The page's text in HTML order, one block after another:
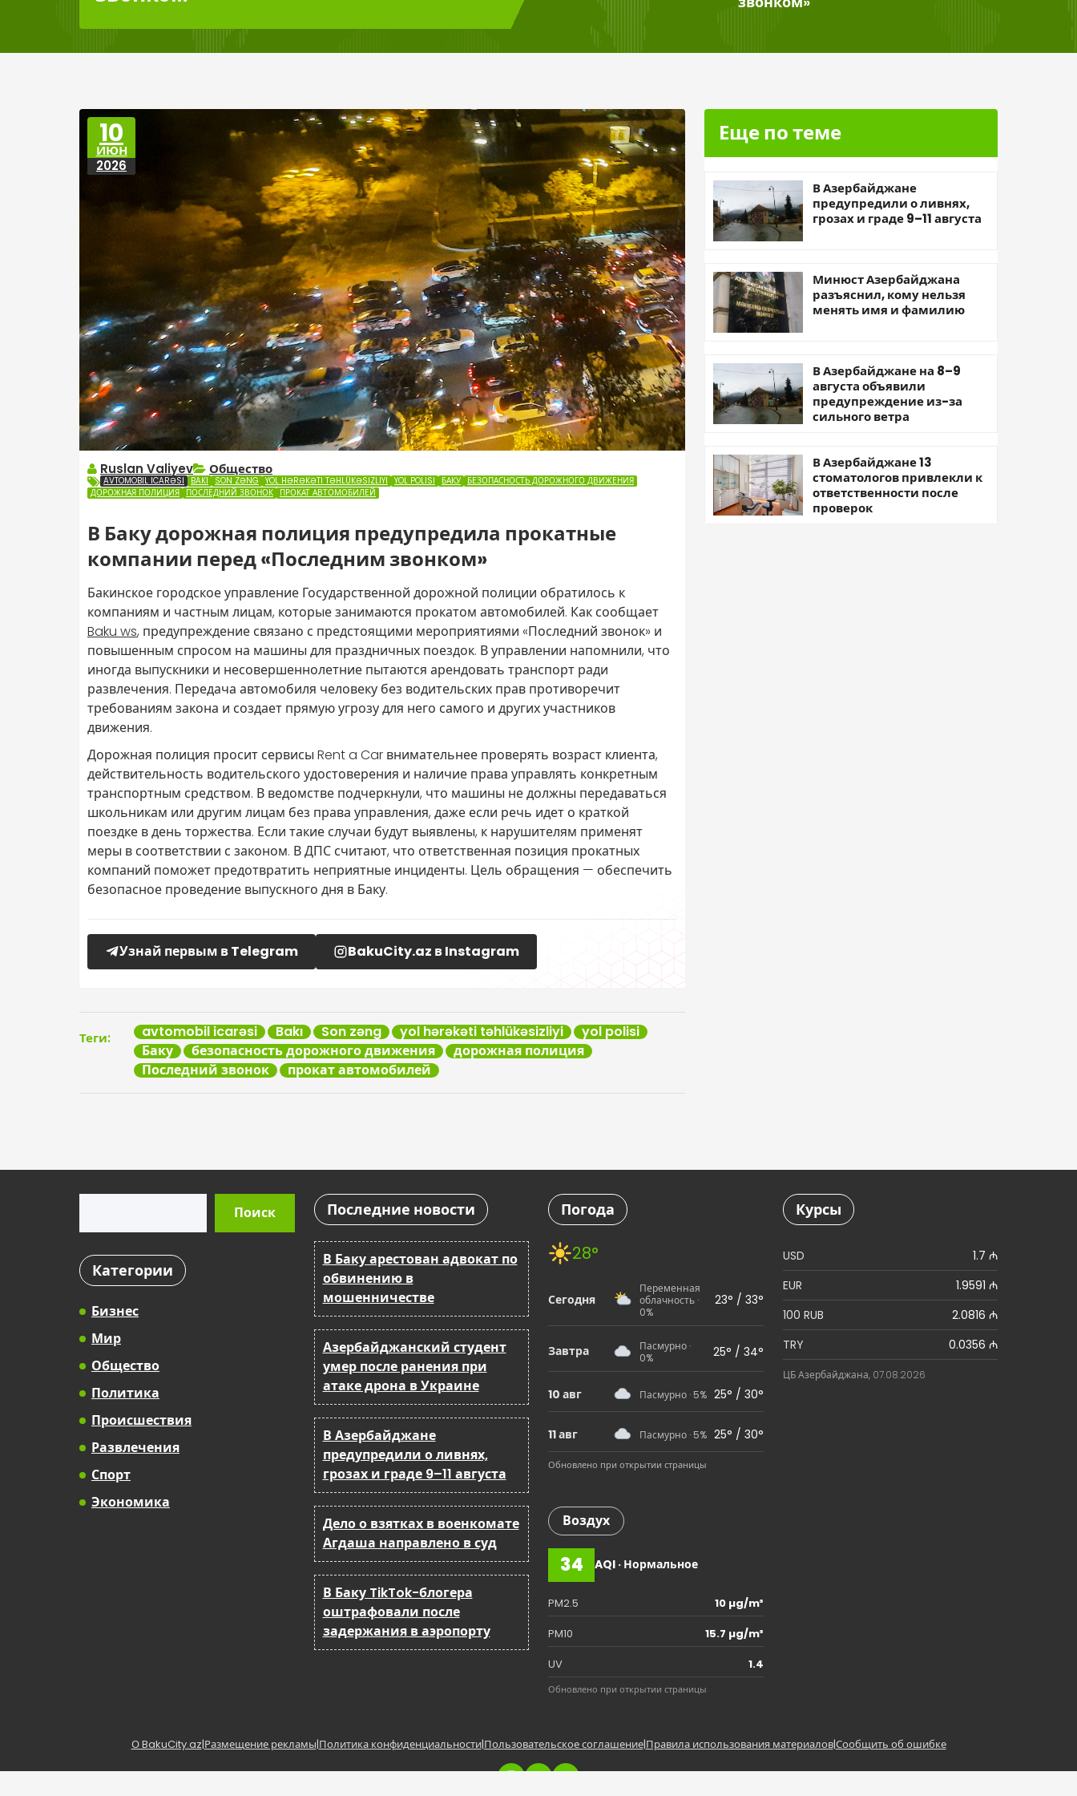
10
ИЮН
2026
Ruslan Valiyev Общество
AVTOMOBIL ICARƏSI BAKI SON ZƏNG YOL HƏRƏKƏTI TƏHLÜKƏSIZLIYI YOL POLISI БАКУ БЕЗОПАСНОСТЬ ДОРОЖНОГО ДВИЖЕНИЯ
ДОРОЖНАЯ ПОЛИЦИЯ ПОСЛЕДНИЙ ЗВОНОК ПРОКАТ АВТОМОБИЛЕЙ
В Баку дорожная полиция предупредила прокатные
компании перед «Последним звонком»
Бакинское городское управление Государственной дорожной полиции обратилось к
компаниям и частным лицам, которые занимаются прокатом автомобилей. Как сообщает
Baku ws, предупреждение связано с предстоящими мероприятиями «Последний звонок» и
повышенным спросом на машины для праздничных поездок. В управлении напомнили, что
иногда выпускники и несовершеннолетние пытаются арендовать транспорт ради
развлечения. Передача автомобиля человеку без водительских прав противоречит
требованиям закона и создает прямую угрозу для него самого и других участников
движения.
Дорожная полиция просит сервисы Rent a Car внимательнее проверять возраст клиента,
действительность водительского удостоверения и наличие права управлять конкретным
транспортным средством. В ведомстве подчеркнули, что машины не должны передаваться
школьникам или другим лицам без права управления, даже если речь идет о краткой
поездке в день торжества. Если такие случаи будут выявлены, к нарушителям применят
меры в соответствии с законом. В ДПС считают, что ответственная позиция прокатных
компаний поможет предотвратить неприятные инциденты. Цель обращения — обеспечить
безопасное проведение выпускного дня в Баку.
Узнай первым в Telegram BakuCity.az в Instagram
Теги: avtomobil icarəsi Bakı Son zəng yol hərəkəti təhlükəsizliyi
yol polisi
Баку
безопасность дорожного движения
дорожная полиция
Последний звонок
прокат автомобилей
Еще по теме
В Азербайджане
предупредили о ливнях,
грозах и граде 9–11 августа
Минюст Азербайджана
разъяснил, кому нельзя
менять имя и фамилию
В Азербайджане на 8–9
августа объявили
предупреждение из-за
сильного ветра
В Азербайджане 13
стоматологов привлекли к
ответственности после
проверок
Поиск
Категории
Бизнес
Мир
Общество
Политика
Происшествия
Развлечения
Спорт
Экономика
Последние новости
В Баку арестован адвокат по
обвинению в
мошенничестве
Азербайджанский студент
умер после ранения при
атаке дрона в Украине
В Азербайджане
предупредили о ливнях,
грозах и граде 9–11 августа
Дело о взятках в военкомате
Агдаша направлено в суд
В Баку TikTok-блогера
оштрафовали после
задержания в аэропорту
Погода
28°
Сегодня
Переменная
облачность ·
0%
23° / 33°
Завтра
Пасмурно ·
0%
25° / 34°
10 авг Пасмурно · 5% 25° / 30°
11 авг Пасмурно · 5% 25° / 30°
Обновлено при открытии страницы
Воздух
34 AQI · Нормальное
PM2.5
10 µg/m³
PM10
15.7 µg/m³
UV
1.4
Обновлено при открытии страницы
Курсы
USD
1.7 ₼
EUR
1.9591 ₼
100 RUB
2.0816 ₼
TRY
0.0356 ₼
ЦБ Азербайджана, 07.08.2026
О BakuCity.az|Размещение рекламы|Политика конфиденциальности|Пользовательское соглашение|Правила использования материалов|Сообщить об ошибке